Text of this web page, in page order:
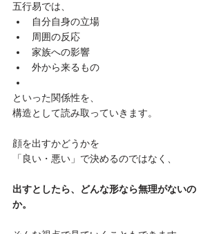
五行易では、
自分自身の立場
周囲の反応
家族への影響
外から来るもの
といった関係性を、
構造として読み取っていきます。
顔を出すかどうかを
「良い・悪い」で決めるのではなく、
出すとしたら、どんな形なら無理がないの
か。